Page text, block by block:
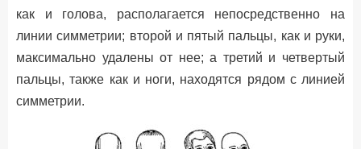
как и голова, располагается непосредственно на
линии симметрии; второй и пятый пальцы, как и руки,
максимально удалены от нее; а третий и четвертый
пальцы, также как и ноги, находятся рядом с линией
симметрии.